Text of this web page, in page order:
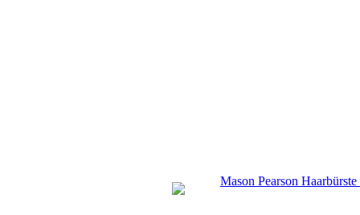
Mason Pearson